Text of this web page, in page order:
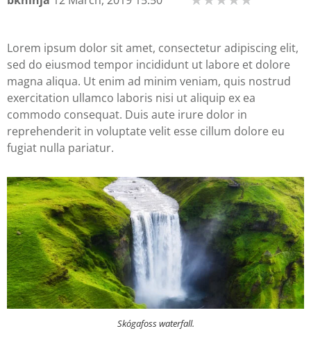
Lorem ipsum dolor sit amet, consectetur adipiscing elit,
sed do eiusmod tempor incididunt ut labore et dolore
magna aliqua. Ut enim ad minim veniam, quis nostrud
exercitation ullamco laboris nisi ut aliquip ex ea
commodo consequat. Duis aute irure dolor in
reprehenderit in voluptate velit esse cillum dolore eu
fugiat nulla pariatur.
Skógafoss waterfall.